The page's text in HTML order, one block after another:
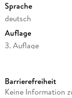
Sprache
deutsch
Auflage
3. Auflage
Dateigröße
Barrierefreiheit
Keine Information